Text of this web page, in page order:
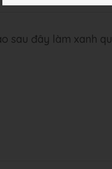
sau đây làm xanh